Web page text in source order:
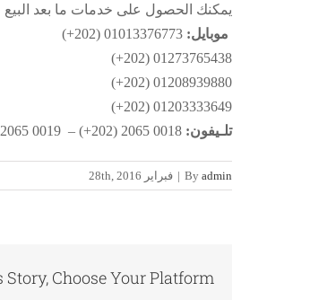
يمكنك الحصول على خدمات ما بعد
موبايل: 01013376773 (202+)
01273765438 (202+)
01208939880 (202+)
01203333649 (202+)
تلـيفون:
By admin
| فبراير 28th, 2016
Story, Choose Your Platform!